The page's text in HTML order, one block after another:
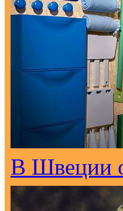
В Швеции